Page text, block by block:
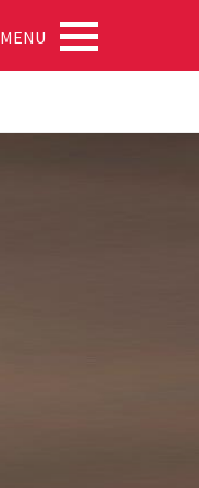
MENU